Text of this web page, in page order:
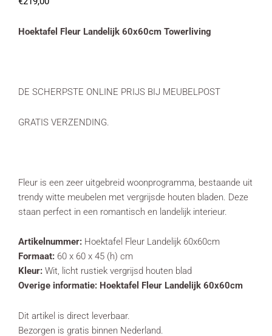
Hoektafel Fleur Landelijk 60x60cm Towerliving
DE SCHERPSTE ONLINE PRIJS BIJ MEUBELPOST
GRATIS VERZENDING.
Fleur is een zeer uitgebreid woonprogramma, bestaande uit
trendy witte meubelen met vergrijsde houten bladen. Deze
staan perfect in een romantisch en landelijk interieur.
Artikelnummer: Hoektafel Fleur Landelijk 60x60cm
Formaat: 60 x 60 x 45 (h) cm
Kleur: Wit, licht rustiek vergrijsd houten blad
Overige informatie: Hoektafel Fleur Landelijk 60x60cm
Dit artikel is direct leverbaar.
Bezorgen is gratis binnen Nederland.